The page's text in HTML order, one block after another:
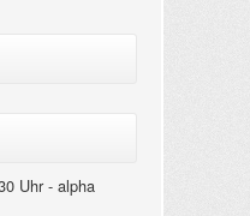
Uhr - alpha